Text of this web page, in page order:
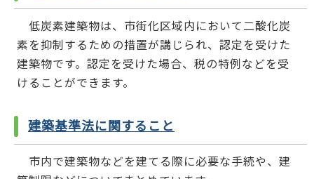
低炭素建築物は、市街化区域内において二酸化炭
素を抑制するための措置が講じられ、認定を受けた
建築物です。認定を受けた場合、税の特例などを受
けることができます。
建築基準法に関すること
市内で建築物などを建てる際に必要な手続や、建